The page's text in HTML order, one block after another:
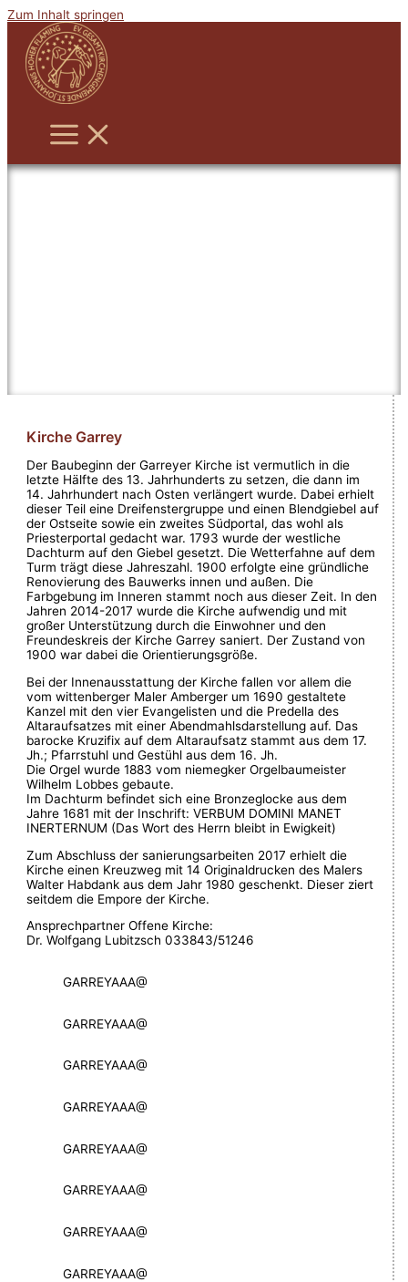
Zum Inhalt springen
Kirche Garrey
Der Baubeginn der Garreyer Kirche ist vermutlich in die
letzte Hälfte des 13. Jahrhunderts zu setzen, die dann im
14. Jahrhundert nach Osten verlängert wurde. Dabei erhielt
dieser Teil eine Dreifenstergruppe und einen Blendgiebel auf
der Ostseite sowie ein zweites Südportal, das wohl als
Priesterportal gedacht war. 1793 wurde der westliche
Dachturm auf den Giebel gesetzt. Die Wetterfahne auf dem
Turm trägt diese Jahreszahl. 1900 erfolgte eine gründliche
Renovierung des Bauwerks innen und außen. Die
Farbgebung im Inneren stammt noch aus dieser Zeit. In den
Jahren 2014-2017 wurde die Kirche aufwendig und mit
großer Unterstützung durch die Einwohner und den
Freundeskreis der Kirche Garrey saniert. Der Zustand von
1900 war dabei die Orientierungsgröße.
Bei der Innenausstattung der Kirche fallen vor allem die
vom wittenberger Maler Amberger um 1690 gestaltete
Kanzel mit den vier Evangelisten und die Predella des
Altaraufsatzes mit einer Abendmahlsdarstellung auf. Das
barocke Kruzifix auf dem Altaraufsatz stammt aus dem 17.
Jh.; Pfarrstuhl und Gestühl aus dem 16. Jh.
Die Orgel wurde 1883 vom niemegker Orgelbaumeister
Wilhelm Lobbes gebaute.
Im Dachturm befindet sich eine Bronzeglocke aus dem
Jahre 1681 mit der Inschrift: VERBUM DOMINI MANET
INERTERNUM (Das Wort des Herrn bleibt in Ewigkeit)
Zum Abschluss der sanierungsarbeiten 2017 erhielt die
Kirche einen Kreuzweg mit 14 Originaldrucken des Malers
Walter Habdank aus dem Jahr 1980 geschenkt. Dieser ziert
seitdem die Empore der Kirche.
Ansprechpartner Offene Kirche:
Dr. Wolfgang Lubitzsch 033843/51246
GARREYAAA@
GARREYAAA@
GARREYAAA@
GARREYAAA@
GARREYAAA@
GARREYAAA@
GARREYAAA@
GARREYAAA@